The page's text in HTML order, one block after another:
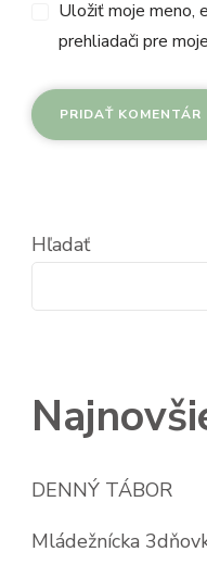
Uložiť moje meno,
prehliadači pre
Hľadať
DENNÝ TÁBOR
Mládežnícka